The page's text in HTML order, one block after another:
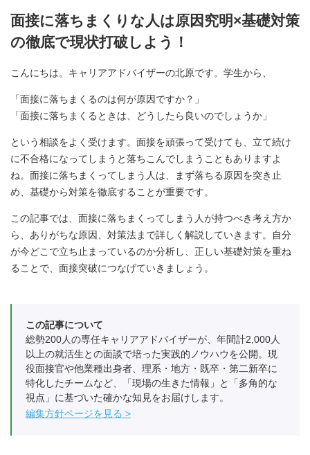
面接に落ちまくりな人は原因究明×基礎対策
の徹底で現状打破しよう！
こんにちは。キャリアアドバイザーの北原です。学生から、
「面接に落ちまくるのは何が原因ですか？」
「面接に落ちまくるときは、どうしたら良いのでしょうか」
という相談をよく受けます。面接を頑張って受けても、立て続け
に不合格になってしまうと落ちこんでしまうこともありますよ
ね。面接に落ちまくってしまう人は、まず落ちる原因を突き止
め、基礎から対策を徹底することが重要です。
この記事では、面接に落ちまくってしまう人が持つべき考え方か
ら、ありがちな原因、対策法まで詳しく解説していきます。自分
が今どこで立ち止まっているのか分析し、正しい基礎対策を重ね
ることで、面接突破につなげていきましょう。
この記事について
総勢200人の専任キャリアアドバイザーが、年間計2,000人
以上の就活生との面談で培った実践的ノウハウを公開。現
役面接官や他業種出身者、理系・地方・既卒・第二新卒に
特化したチームなど、「現場の生きた情報」と「多角的な
視点」に基づいた確かな知見をお届けします。
編集方針ページを見る